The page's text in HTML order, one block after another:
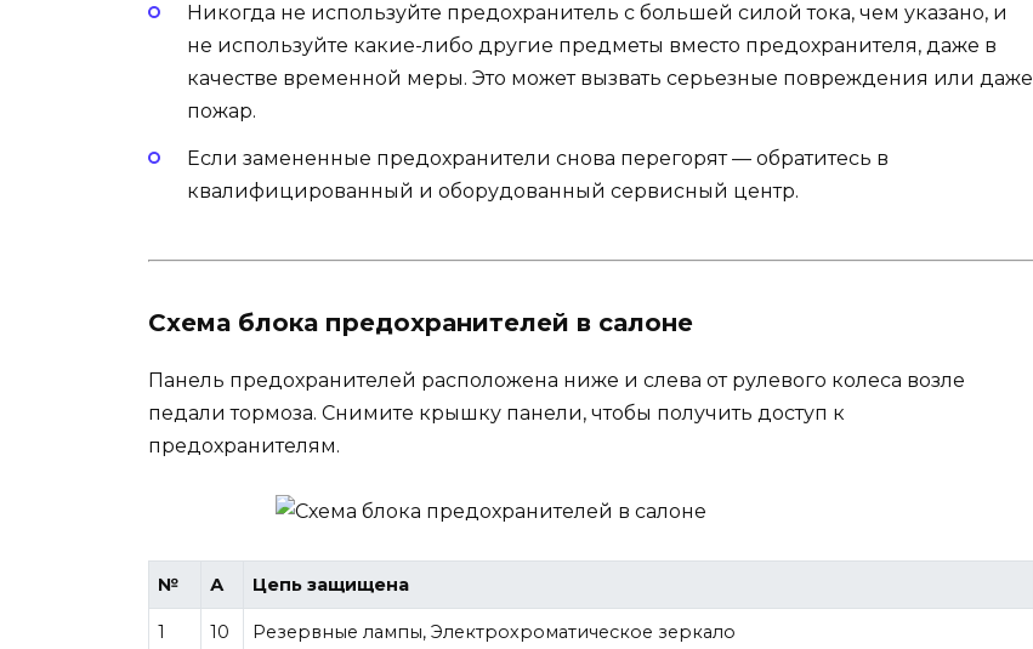
Никогда не используйте предохранитель с большей силой тока, чем указано, и
не используйте какие-либо другие предметы вместо предохранителя, даже в
качестве временной меры. Это может вызвать серьезные повреждения или даже
пожар.
Если замененные предохранители снова перегорят — обратитесь в
квалифицированный и оборудованный сервисный центр.
Схема блока предохранителей в салоне
Панель предохранителей расположена ниже и слева от рулевого колеса возле
педали тормоза. Снимите крышку панели, чтобы получить доступ к
предохранителям.
№ А Цепь защищена
1 10 Резервные лампы, Электрохроматическое зеркало